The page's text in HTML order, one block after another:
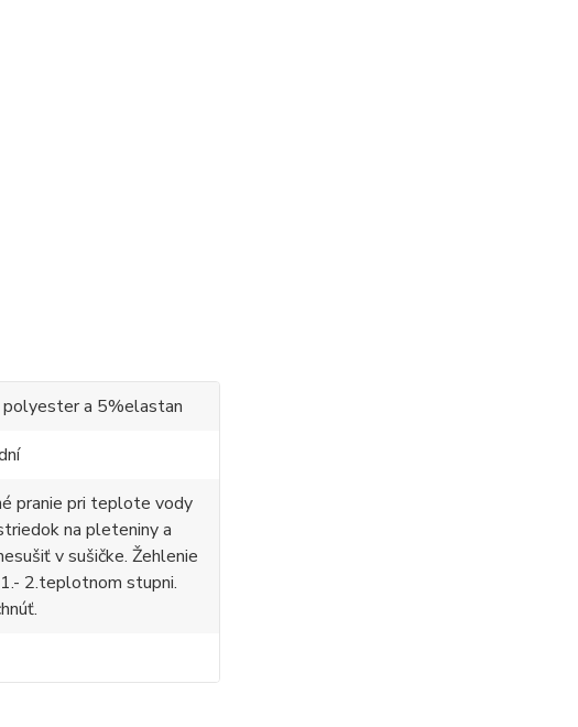
a 5%elastan
pranie pri teplote vody
na pleteniny a
v sušičke. Žehlenie
2.teplotnom stupni.